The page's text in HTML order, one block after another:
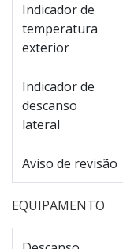
Indicador de
temperatura
exterior
Indicador de
descanso
lateral
Aviso de revisão
EQUIPAMENTO